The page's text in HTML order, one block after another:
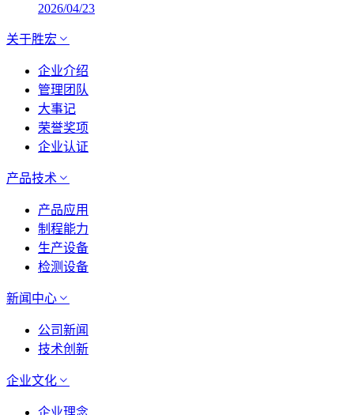
2026/04/23
关于胜宏
企业介绍
管理团队
大事记
荣誉奖项
企业认证
产品技术
产品应用
制程能力
生产设备
检测设备
新闻中心
公司新闻
技术创新
企业文化
企业理念